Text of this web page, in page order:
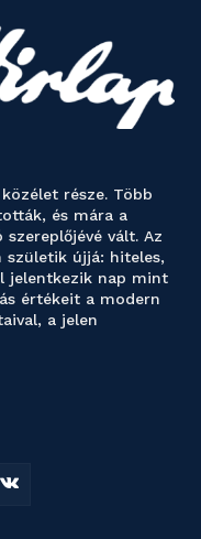
része. Több
és mára a
vált. Az
újjá: hiteles,
jelentkezik nap mint
értékeit a modern
a jelen